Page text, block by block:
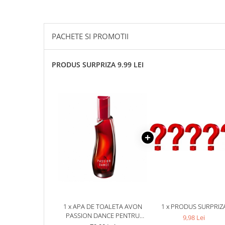
PACHETE SI PROMOTII
PRODUS SURPRIZA 9.99 LEI
1 x APA DE TOALETA AVON
PASSION DANCE PENTRU
1 x PRODUS
9,98 Lei